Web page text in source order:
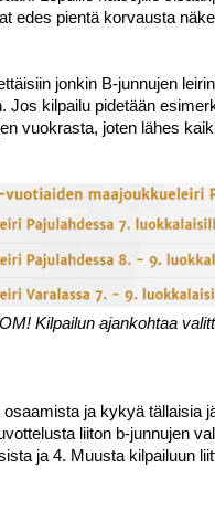
edes pientä korvausta
jonkin B-junnujen
Jos kilpailu pidetään
vuokrasta, joten lähes
Kilpailun ajankohtaa
ja kykyä tällaisia
liiton b-junnujen
ja 4. Muusta kilpailuun